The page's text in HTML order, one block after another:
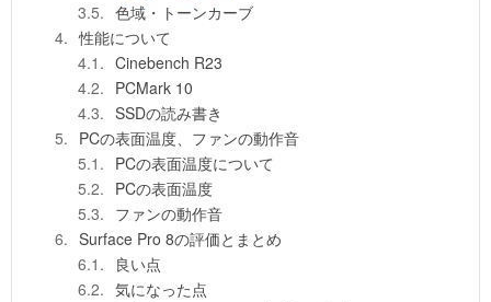
色域・トーンカーブ
性能について
Cinebench R23
PCMark 10
SSDの読み書き
PCの表面温度、ファンの動作音
PCの表面温度について
PCの表面温度
ファンの動作音
Surface Pro 8の評価とまとめ
良い点
気になった点